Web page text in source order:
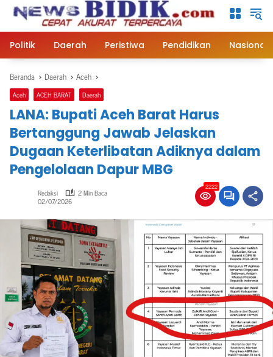
Politik Daerah Peristiwa Pendidikan Nasional
Beranda Daerah Aceh
Aceh ACEH BARAT Daerah
LANA: Bupati Aceh Barat Harus
Bertanggung Jawab Jelaskan
Dugaan Keterlibatan Adiknya dalam
Pengelolaan Dapur MBG
Redaksi 2 Min Baca
02/07/2026
2222